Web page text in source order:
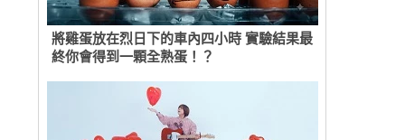
將雞蛋放在烈日下的車內四小時 實驗結果最
終你會得到一顆全熟蛋！？